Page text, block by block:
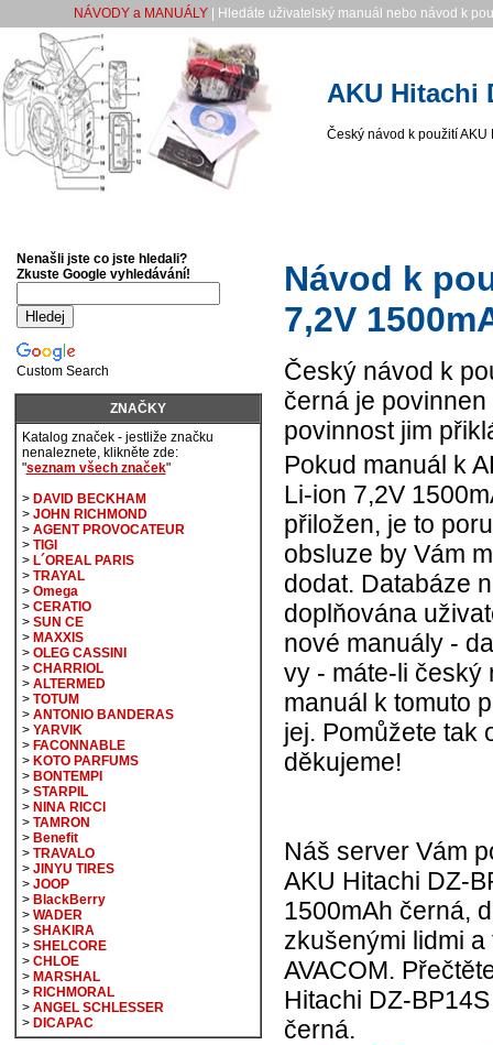
NÁVODY a MANUÁLY | Hledáte uživatelský manuál nebo návod k
AKU Hitachi
Český návod k použití
Návod k
7,2V
Český návod k
černá je
povinnost jim
Pokud manuál k
Li-ion 7,2V
přiložen, je to
obsluze by Vám
dodat. Databáze
doplňována
nové manuály -
vy - máte-li český
manuál k tomuto
jej. Pomůžete tak
děkujeme!
Náš server Vám
AKU Hitachi DZ-
1500mAh černá,
zkušenými lidmi
AVACOM.
Hitachi DZ-
černá.
Nenašli jste co jste hledali?
Zkuste Google vyhledávání!
Custom Search
ZNAČKY
Katalog značek - jestliže značku
nenaleznete, klikněte zde:
"seznam všech značek"
> DAVID BECKHAM
> JOHN RICHMOND
> AGENT PROVOCATEUR
> TIGI
> L´OREAL PARIS
> TRAYAL
> Omega
> CERATIO
> SUN CE
> MAXXIS
> OLEG CASSINI
> CHARRIOL
> ALTERMED
> TOTUM
> ANTONIO BANDERAS
> YARVIK
> FACONNABLE
> KOTO PARFUMS
> BONTEMPI
> STARPIL
> NINA RICCI
> TAMRON
> Benefit
> TRAVALO
> JINYU TIRES
> JOOP
> BlackBerry
> WADER
> SHAKIRA
> SHELCORE
> CHLOE
> MARSHAL
> RICHMORAL
> ANGEL SCHLESSER
> DICAPAC